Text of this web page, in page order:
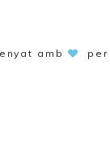
amb
per